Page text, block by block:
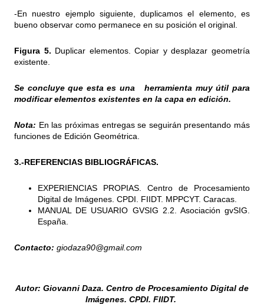
-En nuestro ejemplo siguiente, duplicamos el elemento, es
bueno observar como permanece en su posición el original.
Figura 5. Duplicar elementos. Copiar y desplazar geometría
existente.
Se concluye que esta es una herramienta muy útil para
modificar elementos existentes en la capa en edición.
Nota: En las próximas entregas se seguirán presentando más
funciones de Edición Geométrica.
3.-REFERENCIAS BIBLIOGRÁFICAS.
EXPERIENCIAS PROPIAS. Centro de Procesamiento
Digital de Imágenes. CPDI. FIIDT. MPPCYT. Caracas.
MANUAL DE USUARIO GVSIG 2.2. Asociación gvSIG.
España.
Contacto: giodaza90@gmail.com
Autor: Giovanni Daza. Centro de Procesamiento Digital de
Imágenes. CPDI. FIIDT.